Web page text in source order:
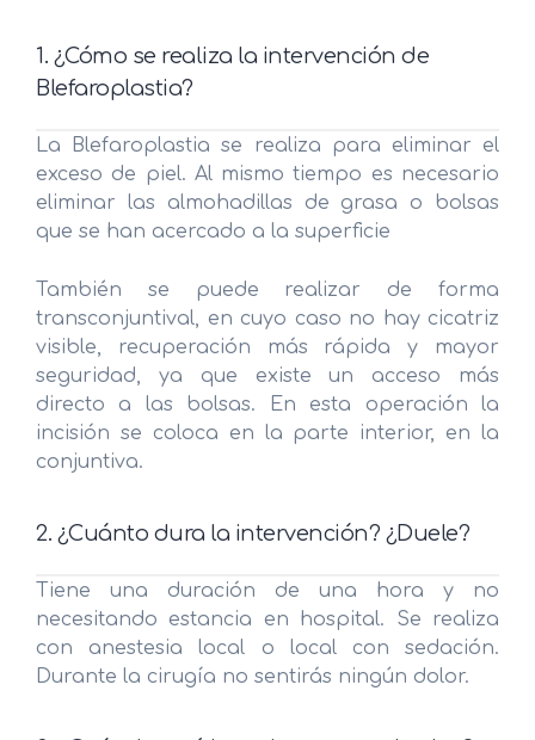
1. ¿Cómo se realiza la intervención de
Blefaroplastia?
La Blefaroplastia se realiza para eliminar el
exceso de piel. Al mismo tiempo es necesario
eliminar las almohadillas de grasa o bolsas
que se han acercado a la superficie
También se puede realizar de forma
transconjuntival, en cuyo caso no hay cicatriz
visible, recuperación más rápida y mayor
seguridad, ya que existe un acceso más
directo a las bolsas. En esta operación la
incisión se coloca en la parte interior, en la
conjuntiva.
2. ¿Cuánto dura la intervención? ¿Duele?
Tiene una duración de una hora y no
necesitando estancia en hospital. Se realiza
con anestesia local o local con sedación.
Durante la cirugía no sentirás ningún dolor.